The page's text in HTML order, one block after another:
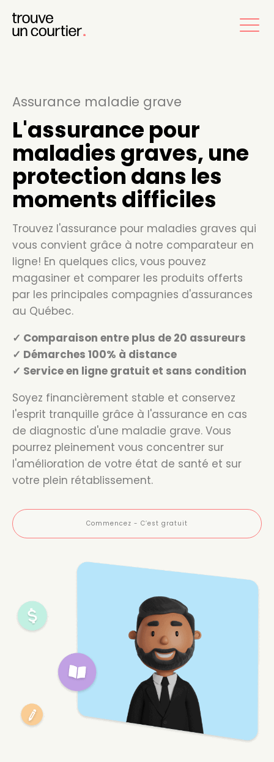
Assurance maladie grave
L'assurance pour
maladies graves, une
protection dans les
moments difficiles
Trouvez l'assurance pour maladies graves qui
vous convient grâce à notre comparateur en
ligne! En quelques clics, vous pouvez
magasiner et comparer les produits offerts
par les principales compagnies d'assurances
au Québec.
✓ Comparaison entre plus de 20 assureurs
✓ Démarches 100% à distance
✓ Service en ligne gratuit et sans condition
Soyez financièrement stable et conservez
l'esprit tranquille grâce à l'assurance en cas
de diagnostic d'une maladie grave. Vous
pourrez pleinement vous concentrer sur
l'amélioration de votre état de santé et sur
votre plein rétablissement.
Commencez - C’est gratuit